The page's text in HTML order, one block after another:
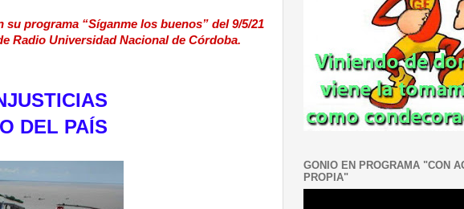
programa “Síganme los buenos” del 9/5/21
Radio Universidad Nacional de Córdoba.
DEL PAÍS
GONIO EN PROGRAMA "CON
PROPIA"